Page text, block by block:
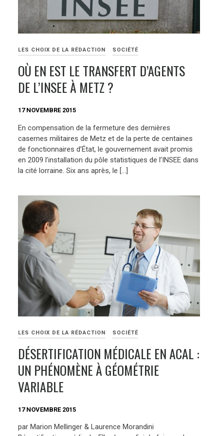
LES CHOIX DE LA RÉDACTION SOCIÉTÉ
OÙ EN EST LE TRANSFERT D’AGENTS
DE L’INSEE À METZ ?
17 NOVEMBRE 2015
En compensation de la fermeture des dernières
casernes militaires de Metz et de la perte de centaines
de fonctionnaires d’État, le gouvernement avait promis
en 2009 l’installation du pôle statistiques de l’INSEE dans
la cité lorraine. Six ans après, le […]
LES CHOIX DE LA RÉDACTION SOCIÉTÉ
DÉSERTIFICATION MÉDICALE EN ACAL :
UN PHÉNOMÈNE À GÉOMÉTRIE
VARIABLE
17 NOVEMBRE 2015
par Marion Mellinger & Laurence Morandini